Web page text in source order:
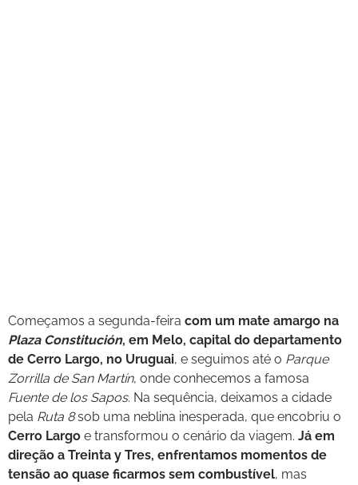
Começamos a segunda-feira com um mate amargo na
Plaza Constitución, em Melo, capital do departamento
de Cerro Largo, no Uruguai, e seguimos até o Parque
Zorrilla de San Martín, onde conhecemos a famosa
Fuente de los Sapos. Na sequência, deixamos a cidade
pela Ruta 8sob uma neblina inesperada, que encobriu o
Cerro Largo e transformou o cenário da viagem. Já em
direção a Treinta y Tres, enfrentamos momentos de
tensão ao quase ficarmos sem combustível, mas